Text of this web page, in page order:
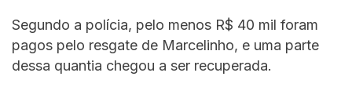
Segundo a polícia, pelo menos R$ 40 mil foram
pagos pelo resgate de Marcelinho, e uma parte
dessa quantia chegou a ser recuperada.